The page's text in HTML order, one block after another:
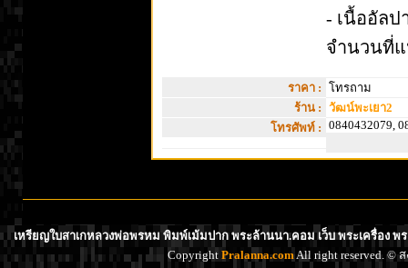
- เนื้ออัลป
จำนวนที่
ราคา : โทรถาม
ร้าน : วัฒน์พะเยา2
โทรศัพท์ : 0840432079,
เหรียญใบสาเกหลวงพ่อพรหม พิมพ์เม้มปาก พระล้านนา.คอม เว็บ พระเครื่อง
Copyright Pralanna.comAll right reserved. ©